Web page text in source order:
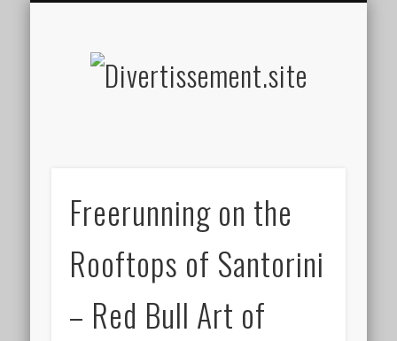
Freerunning on the
Rooftops of Santorini
– Red Bull Art of